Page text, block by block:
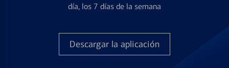
día, los 7 días de la semana
Descargar la aplicación